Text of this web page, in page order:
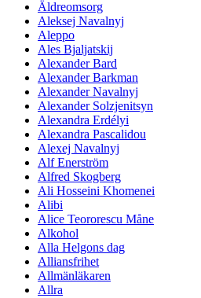
Äldreomsorg
Aleksej Navalnyj
Aleppo
Ales Bjaljatskij
Alexander Bard
Alexander Barkman
Alexander Navalnyj
Alexander Solzjenitsyn
Alexandra Erdélyi
Alexandra Pascalidou
Alexej Navalnyj
Alf Enerström
Alfred Skogberg
Ali Hosseini Khomenei
Alibi
Alice Teororescu Måne
Alkohol
Alla Helgons dag
Alliansfrihet
Allmänläkaren
Allra